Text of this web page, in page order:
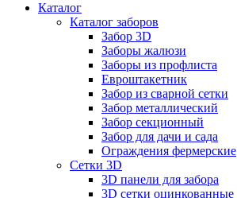
Каталог
Каталог заборов
Забор 3D
Заборы жалюзи
Заборы из профлиста
Евроштакетник
Забор из сварной сетки
Забор металлический
Забор секционный
Забор для дачи и сада
Ограждения фермерские
Сетки 3D
3D панели для забора
3D сетки оцинкованные